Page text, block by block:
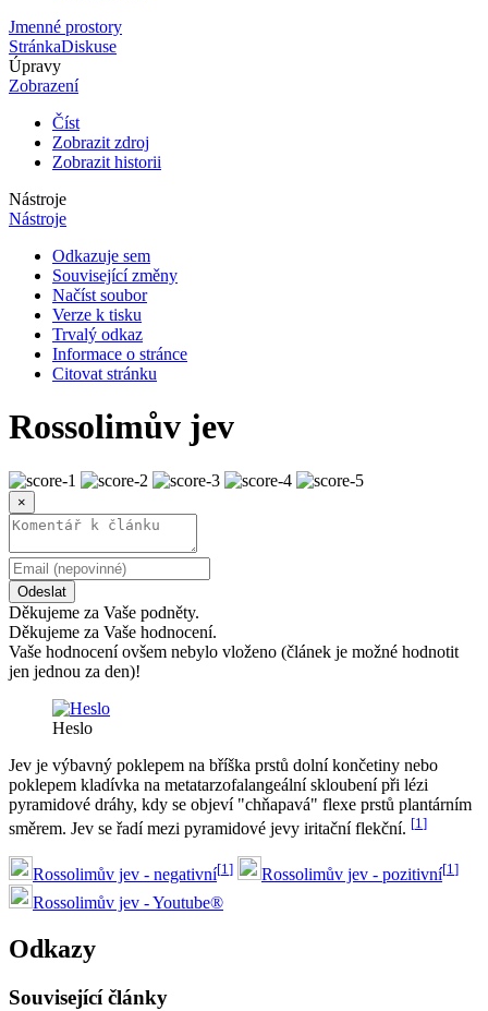
Jmenné prostory
StránkaDiskuse
Úpravy
Zobrazení
Číst
Zobrazit zdroj
Zobrazit historii
Nástroje
Nástroje
Odkazuje sem
Související změny
Načíst soubor
Verze k tisku
Trvalý odkaz
Informace o stránce
Citovat stránku
Rossolimův jev
×
Odeslat
Děkujeme za Vaše podněty.
Děkujeme za Vaše hodnocení.
Vaše hodnocení ovšem nebylo vloženo (článek je možné hodnotit
jen jednou za den)!
Heslo
Jev je výbavný poklepem na bříška prstů dolní končetiny nebo
poklepem kladívka na metatarzofalangeální skloubení při lézi
pyramidové dráhy, kdy se objeví "chňapavá" flexe prstů plantárním
směrem. Jev se řadí mezi pyramidové jevy iritační flekční. [1 ]
Rossolimův jev - negativní[1 ] Rossolimův jev - pozitivní[1 ]
Rossolimův jev - Youtube®
Odkazy
Související články